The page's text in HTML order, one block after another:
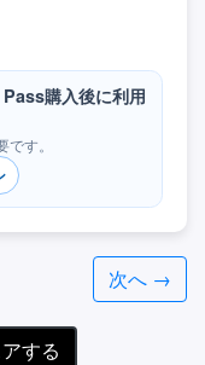
購入後に利用
す。
次へ →
する